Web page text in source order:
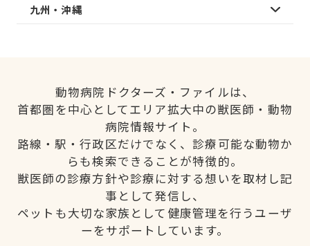
九州・沖縄
動物病院ドクターズ・ファイルは、
首都圏を中心としてエリア拡大中の獣医師・動物
病院情報サイト。
路線・駅・行政区だけでなく、診療可能な動物か
らも検索できることが特徴的。
獣医師の診療方針や診療に対する想いを取材し記
事として発信し、
ペットも大切な家族として健康管理を行うユーザ
ーをサポートしています。